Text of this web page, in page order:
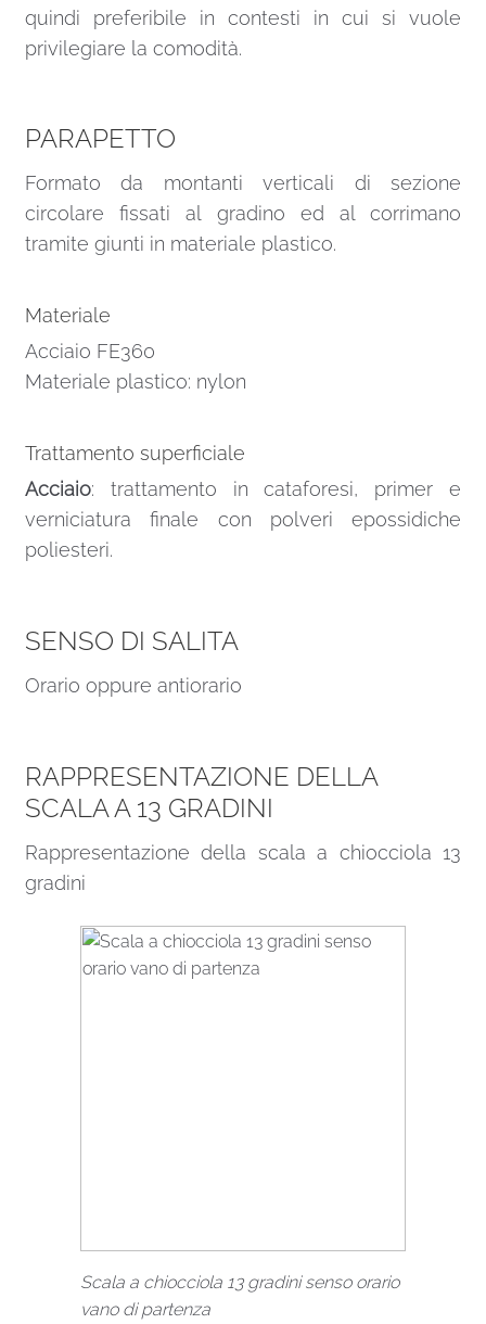
quindi preferibile in contesti in cui si vuole
privilegiare la comodità.
PARAPETTO
Formato da montanti verticali di sezione
circolare fissati al gradino ed al corrimano
tramite giunti in materiale plastico.
Materiale
Acciaio FE360
Materiale plastico: nylon
Trattamento superficiale
Acciaio: trattamento in cataforesi, primer e
verniciatura finale con polveri epossidiche
poliesteri.
SENSO DI SALITA
Orario oppure antiorario
RAPPRESENTAZIONE DELLA
SCALA A 13 GRADINI
Rappresentazione della scala a chiocciola 13
gradini
Scala a chiocciola 13 gradini senso orario
vano di partenza